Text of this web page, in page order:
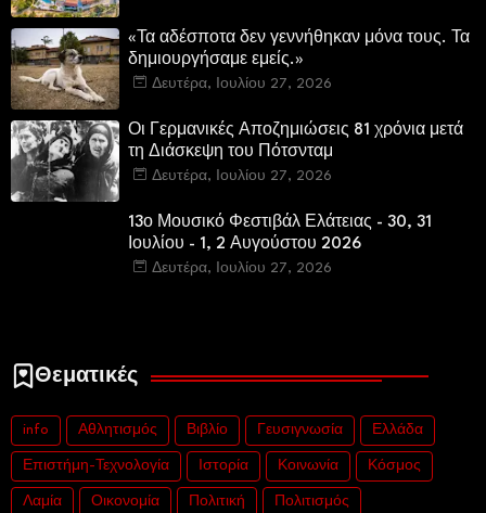
«Τα αδέσποτα δεν γεννήθηκαν μόνα τους. Τα
δημιουργήσαμε εμείς.»
Δευτέρα, Ιουλίου 27, 2026
Οι Γερμανικές Αποζημιώσεις 81 χρόνια μετά
τη Διάσκεψη του Πότσνταμ
Δευτέρα, Ιουλίου 27, 2026
13ο Μουσικό Φεστιβάλ Ελάτειας - 30, 31
Ιουλίου - 1, 2 Αυγούστου 2026
Δευτέρα, Ιουλίου 27, 2026
Θεματικές
info Αθλητισμός Βιβλίο Γευσιγνωσία Ελλάδα
Επιστήμη-Τεχνολογία Ιστορία Κοινωνία Κόσμος
Λαμία Οικονομία Πολιτική Πολιτισμός